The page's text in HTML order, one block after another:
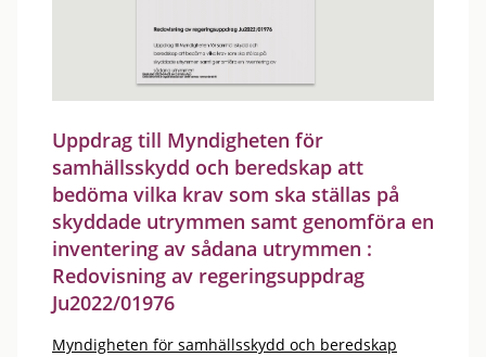
Uppdrag till Myndigheten för
samhällsskydd och beredskap att
bedöma vilka krav som ska ställas på
skyddade utrymmen samt genomföra en
inventering av sådana utrymmen :
Redovisning av regeringsuppdrag
Ju2022/01976
Myndigheten för samhällsskydd och beredskap